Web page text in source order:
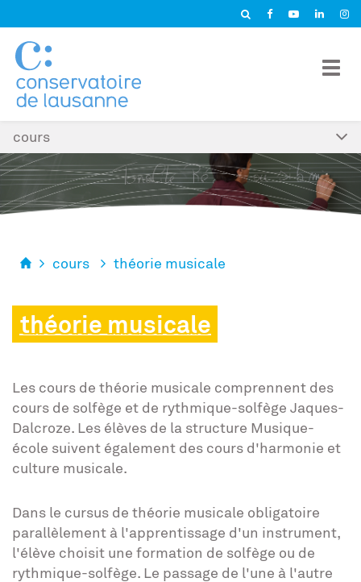
cours
cours théorie musicale
théorie musicale
Les cours de théorie musicale comprennent des
cours de solfège et de rythmique-solfège Jaques-
Dalcroze. Les élèves de la structure Musique-
école suivent également des cours d'harmonie et
culture musicale.
Dans le cursus de théorie musicale obligatoire
parallèlement à l'apprentissage d'un instrument,
l'élève choisit une formation de solfège ou de
rythmique-solfège. Le passage de l'une à l'autre